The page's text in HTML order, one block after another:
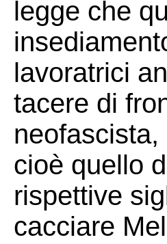
legge che
lavoratrici
tacere di
cioè quello
rispettive
cacciare